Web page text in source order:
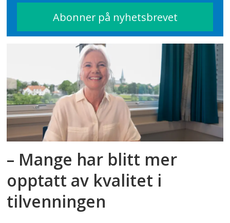
– Mange har blitt mer
opptatt av kvalitet i
tilvenningen